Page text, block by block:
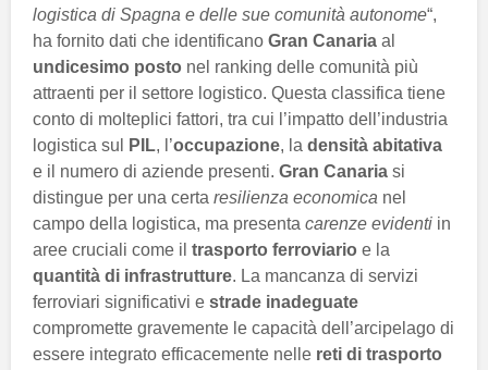
logistica di Spagna e delle sue comunità autonome“,
ha fornito dati che identificano Gran Canaria al
undicesimo posto nel ranking delle comunità più
attraenti per il settore logistico. Questa classifica tiene
conto di molteplici fattori, tra cui l’impatto dell’industria
logistica sul
PIL, l’occupazione, la densità abitativa
e il numero di aziende presenti. Gran Canaria si
distingue per una certa resilienza economica nel
campo della logistica, ma presenta carenze evidenti in
aree cruciali come il trasporto ferroviario e la
quantità di infrastrutture. La mancanza di servizi
ferroviari significativi e strade inadeguate
compromette gravemente le capacità dell’arcipelago di
essere integrato efficacemente nelle reti di trasporto